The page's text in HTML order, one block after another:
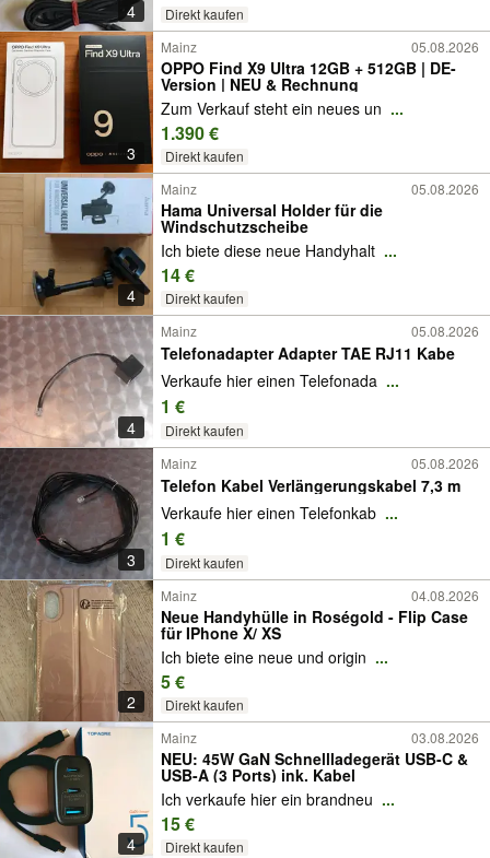
4 Direkt kaufen
3
Mainz 05.08.2026
OPPO Find X9 Ultra 12GB + 512GB | DE-
Version | NEU & Rechnung
Zum Verkauf steht ein neues un ...
1.390 €
Direkt kaufen
4
Mainz 05.08.2026
Hama Universal Holder für die
Windschutzscheibe
Ich biete diese neue Handyhalt ...
14 €
Direkt kaufen
4
Mainz 05.08.2026
Telefonadapter Adapter TAE RJ11 Kabe
Verkaufe hier einen Telefonada ...
1 €
Direkt kaufen
3
Mainz 05.08.2026
Telefon Kabel Verlängerungskabel 7,3 m
Verkaufe hier einen Telefonkab ...
1 €
Direkt kaufen
2
Mainz 04.08.2026
Neue Handyhülle in Roségold - Flip Case
für IPhone X/ XS
Ich biete eine neue und origin ...
5 €
Direkt kaufen
4
Mainz 03.08.2026
NEU: 45W GaN Schnellladegerät USB-C &
USB-A (3 Ports) ink. Kabel
Ich verkaufe hier ein brandneu ...
15 €
Direkt kaufen